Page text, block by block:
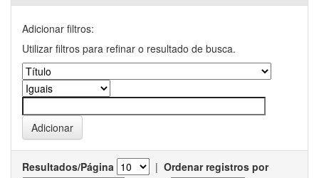
Adicionar filtros:
Utilizar filtros para refinar o resultado de busca.
Resultados/Página | Ordenar registros por